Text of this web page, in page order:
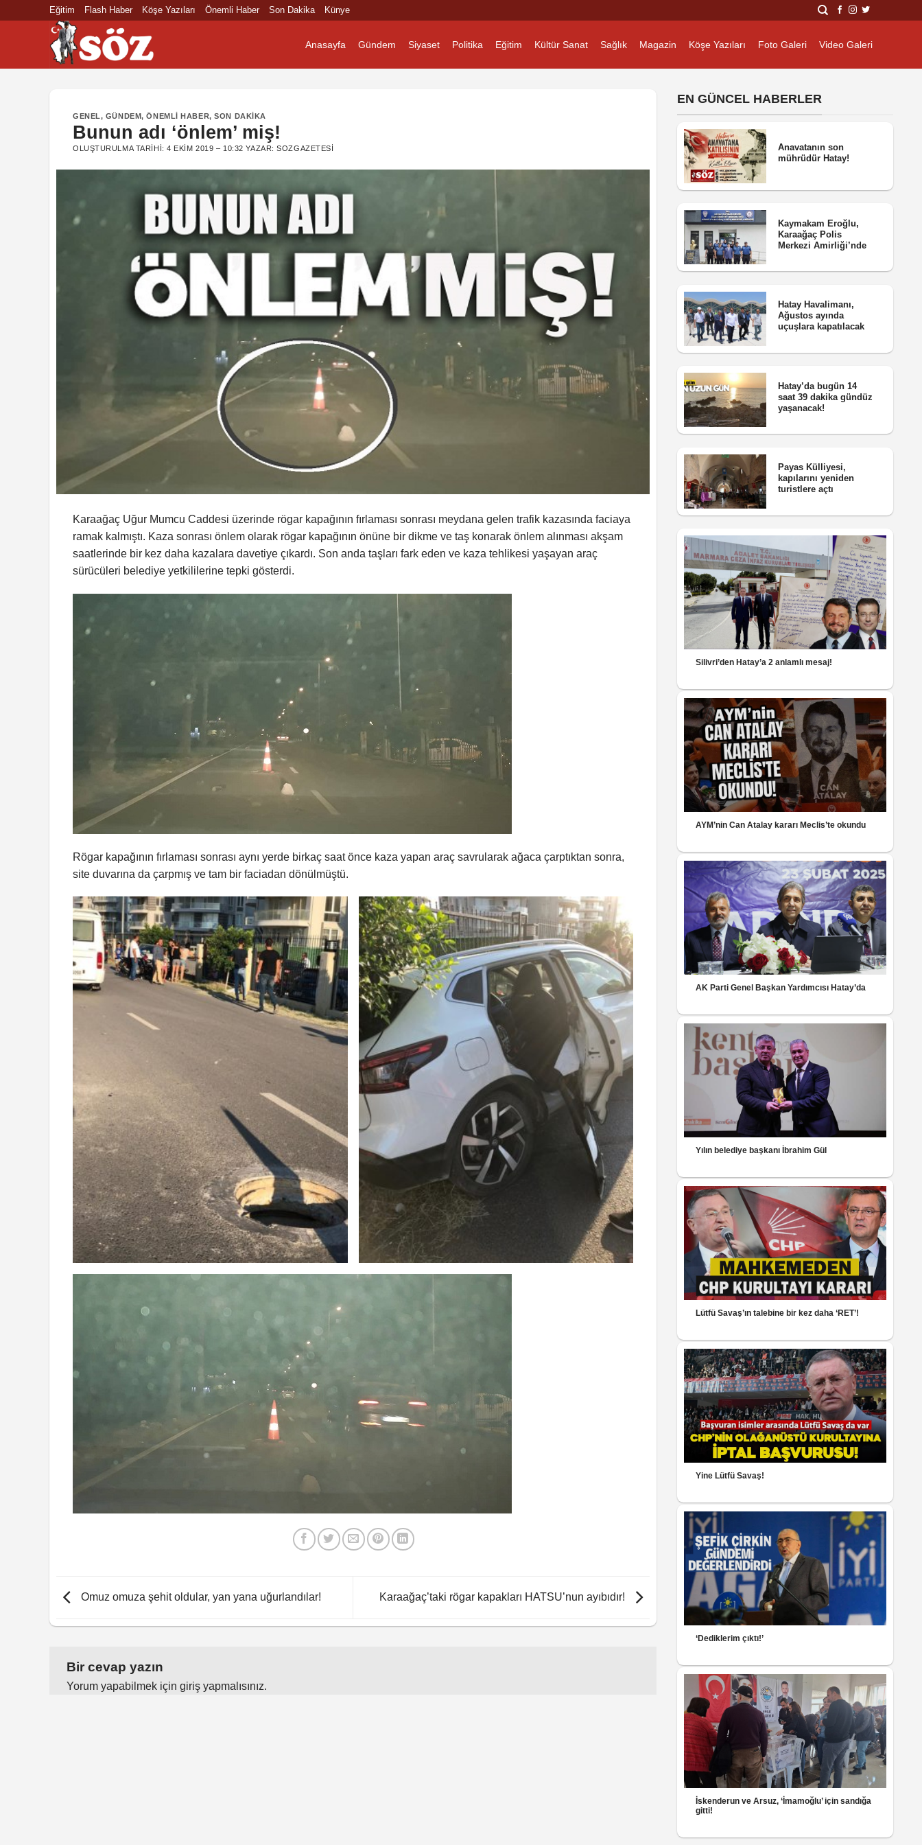
Eğitim Flash Haber Köşe Yazıları Önemli Haber Son Dakika Künye
Anasayfa Gündem Siyaset Politika Eğitim Kültür Sanat Sağlık Magazin Köşe Yazıları Foto Galeri Video Galeri
GENEL, GÜNDEM,ÖNEMLI HABER,SON DAKIKA
Bunun adı ‘önlem’ miş!
OLUŞTURULMA TARIHI:4 EKIM 2019 – 10:32 YAZAR:SOZGAZETESI
Karaağaç Uğur Mumcu Caddesi üzerinde rögar kapağının fırlaması sonrası meydana gelen trafik kazasında faciaya
ramak kalmıştı. Kaza sonrası önlem olarak rögar kapağının önüne bir dikme ve taş konarak önlem alınması akşam
saatlerinde bir kez daha kazalara davetiye çıkardı. Son anda taşları fark eden ve kaza tehlikesi yaşayan araç
sürücüleri belediye yetkililerine tepki gösterdi.
Rögar kapağının fırlaması sonrası aynı yerde birkaç saat önce kaza yapan araç savrularak ağaca çarptıktan sonra,
site duvarına da çarpmış ve tam bir faciadan dönülmüştü.
Omuz omuza şehit oldular, yan yana uğurlandılar! Karaağaç’taki rögar kapakları HATSU’nun ayıbıdır!
Bir cevap yazın
Yorum yapabilmek için giriş yapmalısınız.
EN GÜNCEL HABERLER
Anavatanın son
mührüdür Hatay!
Kaymakam Eroğlu,
Karaağaç Polis
Merkezi Amirliği’nde
Hatay Havalimanı,
Ağustos ayında
uçuşlara kapatılacak
Hatay’da bugün 14
saat 39 dakika gündüz
yaşanacak!
Payas Külliyesi,
kapılarını yeniden
turistlere açtı
Silivri’den Hatay’a 2 anlamlı mesaj!
AYM’nin Can Atalay kararı Meclis’te okundu
AK Parti Genel Başkan Yardımcısı Hatay’da
Yılın belediye başkanı İbrahim Gül
Lütfü Savaş’ın talebine bir kez daha ‘RET’!
Yine Lütfü Savaş!
‘Dediklerim çıktı!’
İskenderun ve Arsuz, ‘İmamoğlu’ için sandığa
gitti!